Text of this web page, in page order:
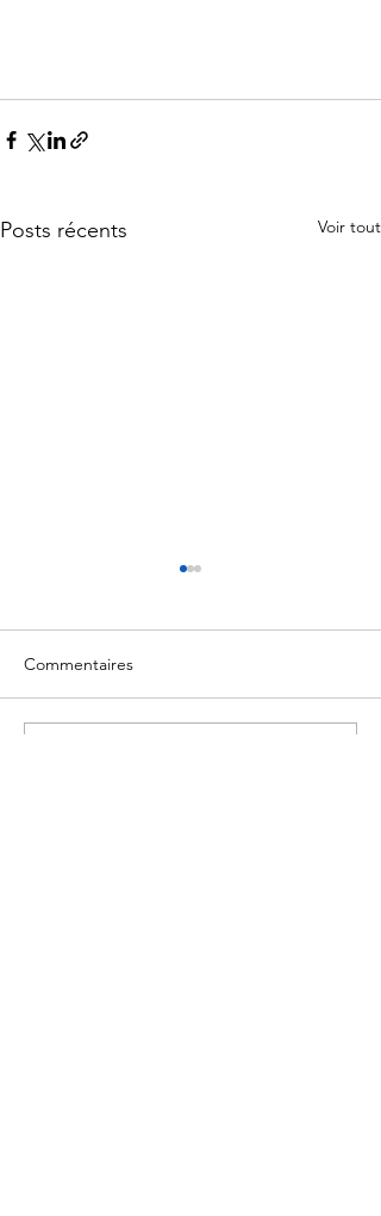
Posts récents Voir tout
Atelier d'immersion
Commentaires